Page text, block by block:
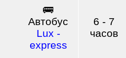
🚌
Автобус
Lux -
express
6 - 7
часов